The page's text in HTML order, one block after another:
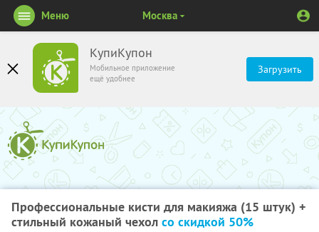
КупиКупон
Мобильное приложение
ещё удобнее
Загрузить
Меню Москва
Профессиональные кисти для макияжа (15 штук) +
стильный кожаный чехол со скидкой 50%